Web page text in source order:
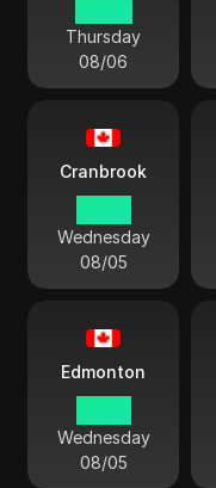
Thursday
08/06
Cranbrook
Wednesday
08/05
Edmonton
Wednesday
08/05